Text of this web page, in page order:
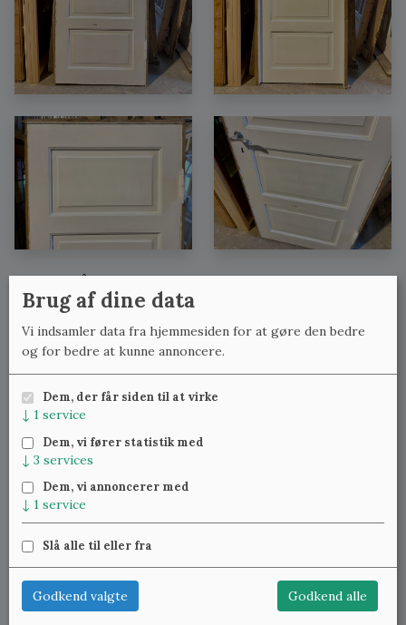
Se også:
Fyldningsdøre med lignende mål
Fyldningsdøre med lignende bredde
Fyldningsdøre med lignende højde
nye varer.
22 25 69 11
lennart@studinski.dk
Se mere om:Vores samlinger Træværket,Blæst glas,
Brug af dine data
Vi indsamler data fra hjemmesiden for at gøre den bedre
og for bedre at kunne annoncere.
Dem, der får siden til at virke
↓ 1 service
Dem, vi fører statistik med
↓ 3 services
Dem, vi annoncerer med
↓ 1 service
Slå alle til eller fra
Godkend valgte Godkend alle